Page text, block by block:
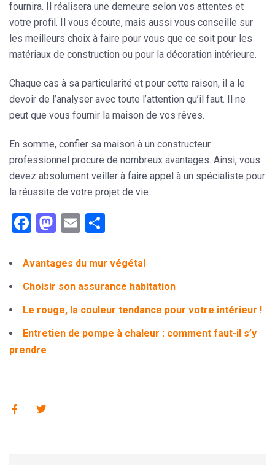
fournira. Il réalisera une demeure selon vos attentes et
votre profil. Il vous écoute, mais aussi vous conseille sur
les meilleurs choix à faire pour vous que ce soit pour les
matériaux de construction ou pour la décoration intérieure.
Chaque cas à sa particularité et pour cette raison, il a le
devoir de l’analyser avec toute l’attention qu’il faut. Il ne
peut que vous fournir la maison de vos rêves.
En somme, confier sa maison à un constructeur
professionnel procure de nombreux avantages. Ainsi, vous
devez absolument veiller à faire appel à un spécialiste pour
la réussite de votre projet de vie.
Facebook
Mastodon
Email
Avantages du mur végétal
Choisir son assurance habitation
Le rouge, la couleur tendance pour votre intérieur !
Entretien de pompe à chaleur : comment faut-il s’y
prendre